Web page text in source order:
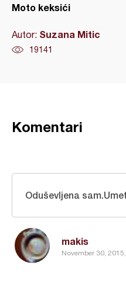
Moto keksići
Autor: Suzana Mitic
19141
Komentari
makis
November 30,
Oduševljena